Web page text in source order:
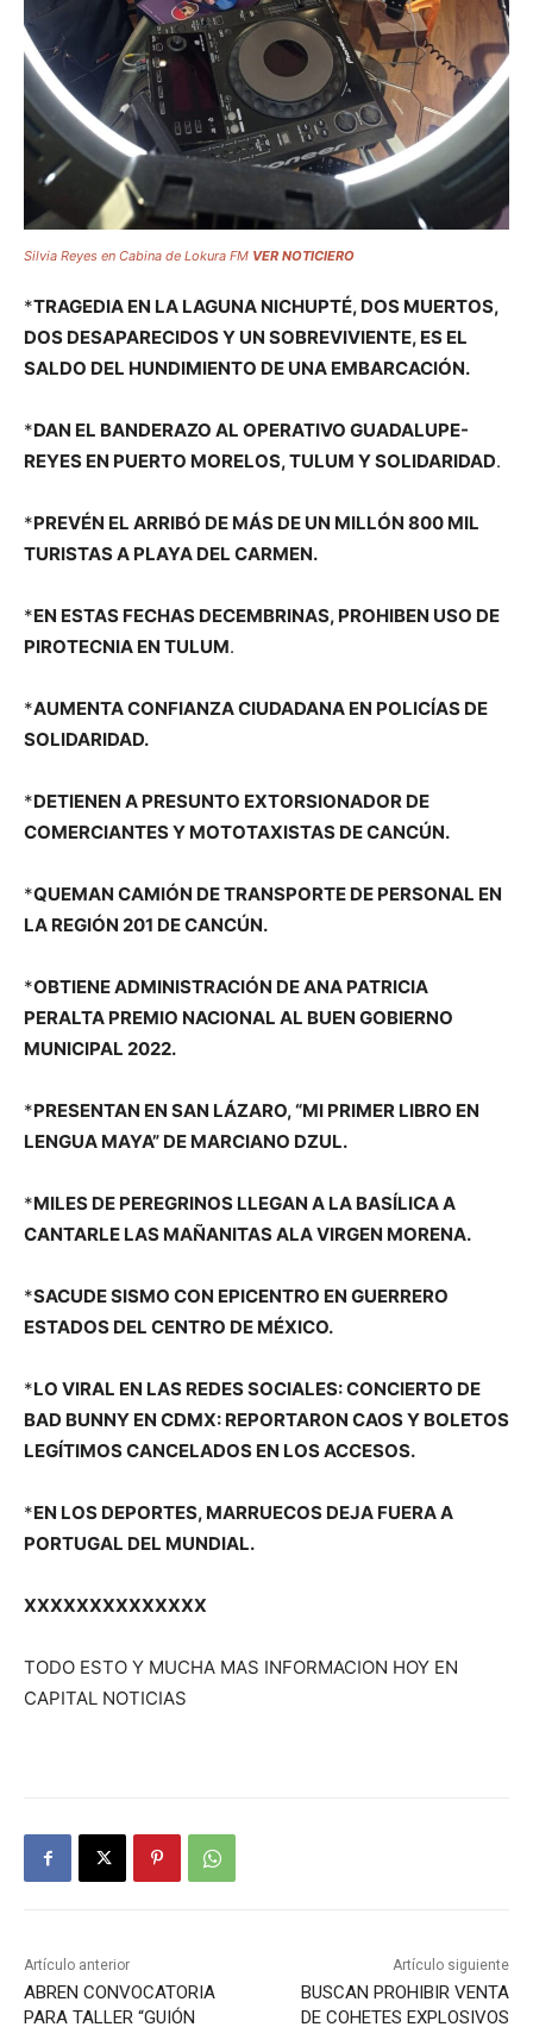
Silvia Reyes en Cabina de Lokura FM VER NOTICIERO
*TRAGEDIA EN LA LAGUNA NICHUPTÉ, DOS MUERTOS,
DOS DESAPARECIDOS Y UN SOBREVIVIENTE, ES EL
SALDO DEL HUNDIMIENTO DE UNA EMBARCACIÓN.
*DAN EL BANDERAZO AL OPERATIVO GUADALUPE-
REYES EN PUERTO MORELOS, TULUM Y SOLIDARIDAD.
*PREVÉN EL ARRIBÓ DE MÁS DE UN MILLÓN 800 MIL
TURISTAS A PLAYA DEL CARMEN.
*EN ESTAS FECHAS DECEMBRINAS, PROHIBEN USO DE
PIROTECNIA EN TULUM.
*AUMENTA CONFIANZA CIUDADANA EN POLICÍAS DE
SOLIDARIDAD.
*DETIENEN A PRESUNTO EXTORSIONADOR DE
COMERCIANTES Y MOTOTAXISTAS DE CANCÚN.
*QUEMAN CAMIÓN DE TRANSPORTE DE PERSONAL EN
LA REGIÓN 201 DE CANCÚN.
*OBTIENE ADMINISTRACIÓN DE ANA PATRICIA
PERALTA PREMIO NACIONAL AL BUEN GOBIERNO
MUNICIPAL 2022.
*PRESENTAN EN SAN LÁZARO, “MI PRIMER LIBRO EN
LENGUA MAYA” DE MARCIANO DZUL.
*MILES DE PEREGRINOS LLEGAN A LA BASÍLICA A
CANTARLE LAS MAÑANITAS ALA VIRGEN MORENA.
*SACUDE SISMO CON EPICENTRO EN GUERRERO
ESTADOS DEL CENTRO DE MÉXICO.
*LO VIRAL EN LAS REDES SOCIALES: CONCIERTO DE
BAD BUNNY EN CDMX: REPORTARON CAOS Y BOLETOS
LEGÍTIMOS CANCELADOS EN LOS ACCESOS.
*EN LOS DEPORTES, MARRUECOS DEJA FUERA A
PORTUGAL DEL MUNDIAL.
XXXXXXXXXXXXXX
TODO ESTO Y MUCHA MAS INFORMACION HOY EN
CAPITAL NOTICIAS
Artículo anterior
ABREN CONVOCATORIA
PARA TALLER “GUIÓN
Artículo siguiente
BUSCAN PROHIBIR VENTA
DE COHETES EXPLOSIVOS